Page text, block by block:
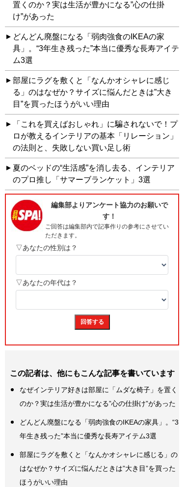
置くのか？実は生活が豊かになる”心の仕掛
け”があった
どんどん廃盤になる「弱肉強食のIKEAの家
具」。“3年生き残った”本当に優秀な長寿アイテ
ム3選
部屋にラグを敷くと「なんかオシャレに感じ
る」のはなぜか？サイズに悩んだときは”大き
目”を買ったほうがいい理由
「これを買えばおしゃれ」に騙されないで！プ
ロが教えるインテリアの基本「リレーション」
の法則と、失敗しない買い足し術
夏のベッドの“生活感”を消し去る、インテリア
のプロ推し「サマーブランケット」3選
この記者は、他にもこんな記事を書いています
なぜインテリア好きは部屋に「ムダな椅子」を置く
のか？実は生活が豊かになる”心の仕掛け”があった
どんどん廃盤になる「弱肉強食のIKEAの家具」。“3
年生き残った”本当に優秀な長寿アイテム3選
部屋にラグを敷くと「なんかオシャレに感じる」の
はなぜか？サイズに悩んだときは”大き目”を買った
ほうがいい理由